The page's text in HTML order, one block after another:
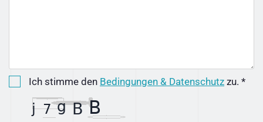
Ich stimme den Bedingungen & Datenschutz zu. *